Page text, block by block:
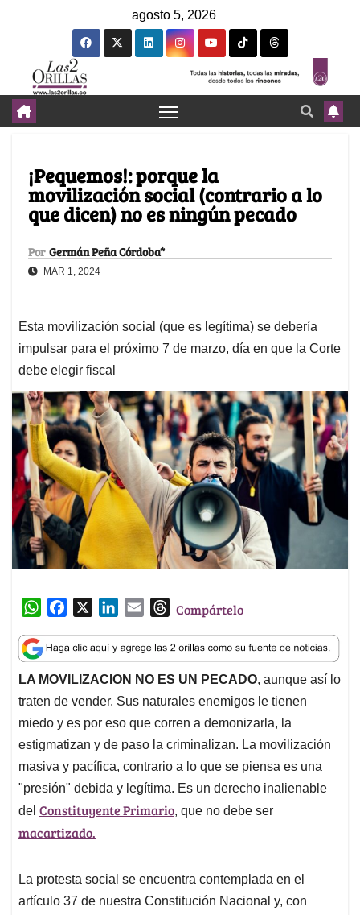
agosto 5, 2026
¡Pequemos!: porque la
movilización social (contrario a lo
que dicen) no es ningún pecado
Por Germán Peña Córdoba*
MAR 1, 2024
Esta movilización social (que es legítima) se debería
impulsar para el próximo 7 de marzo, día en que la Corte
debe elegir fiscal
W
a
t
s
A
p
p
c
e
b
o
o
k
n
k
e
d
I
n
a
i
l
T
r
e
a
d
s
Compártelo
LA MOVILIZACION NO ES UN PECADO, aunque así lo
traten de vender. Sus naturales enemigos le tienen
miedo y es por eso que corren a demonizarla, la
estigmatizan y de paso la criminalizan. La movilización
masiva y pacífica, contrario a lo que se piensa es una
"presión" debida y legítima. Es un derecho inalienable
del Constituyente Primario, que no debe ser
macartizado.
La protesta social se encuentra contemplada en el
artículo 37 de nuestra Constitución Nacional y, con